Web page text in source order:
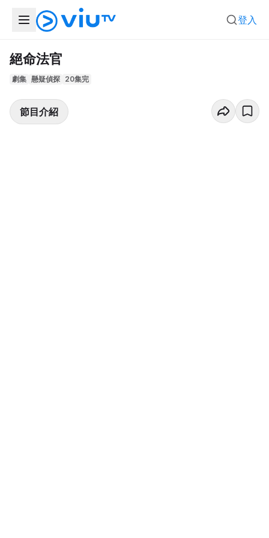
登入
絕命法官
劇集 懸疑偵探 20集完
節目介紹